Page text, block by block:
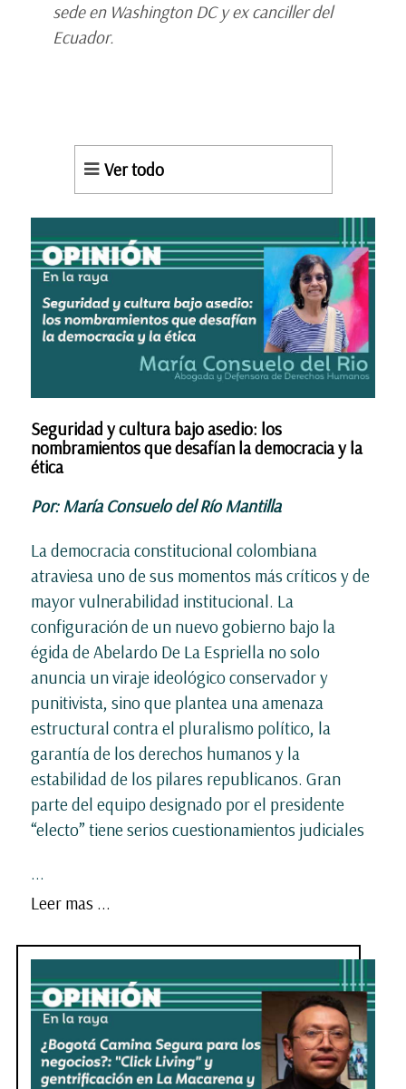
sede en Washington DC y ex canciller del
Ecuador.
Ver todo
Seguridad y cultura bajo asedio: los
nombramientos que desafían la democracia y la
ética
Por: María Consuelo del Río Mantilla
La democracia constitucional colombiana
atraviesa uno de sus momentos más críticos y de
mayor vulnerabilidad institucional. La
configuración de un nuevo gobierno bajo la
égida de Abelardo De La Espriella no solo
anuncia un viraje ideológico conservador y
punitivista, sino que plantea una amenaza
estructural contra el pluralismo político, la
garantía de los derechos humanos y la
estabilidad de los pilares republicanos. Gran
parte del equipo designado por el presidente
“electo” tiene serios cuestionamientos judiciales
...
Leer mas ...